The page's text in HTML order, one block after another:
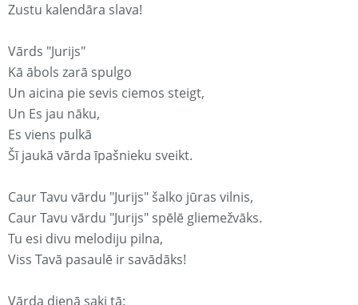
Zustu kalendāra slava!
Vārds "Jurijs"
Kā ābols zarā spulgo
Un aicina pie sevis ciemos steigt,
Un Es jau nāku,
Es viens pulkā
Šī jaukā vārda īpašnieku sveikt.
Caur Tavu vārdu "Jurijs" šalko jūras vilnis,
Caur Tavu vārdu "Jurijs" spēlē gliemežvāks.
Tu esi divu melodiju pilna,
Viss Tavā pasaulē ir savādāks!
Vārda dienā saki tā: